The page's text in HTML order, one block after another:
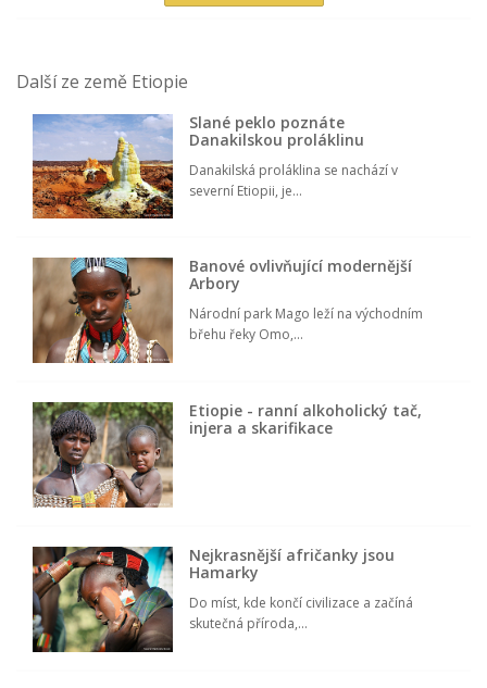
Další ze země Etiopie
Slané peklo poznáte
Danakilskou proláklinu
Danakilská proláklina se nachází v
severní Etiopii, je...
Banové ovlivňující modernější
Arbory
Národní park Mago leží na východním
břehu řeky Omo,...
Etiopie - ranní alkoholický tač,
injera a skarifikace
Nejkrasnější afričanky jsou
Hamarky
Do míst, kde končí civilizace a začíná
skutečná příroda,...